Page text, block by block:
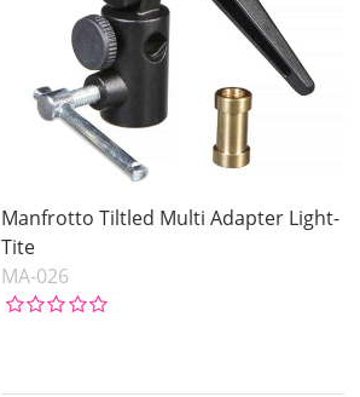
Manfrotto Tiltled Multi Adapter Light-
Tite
MA-026